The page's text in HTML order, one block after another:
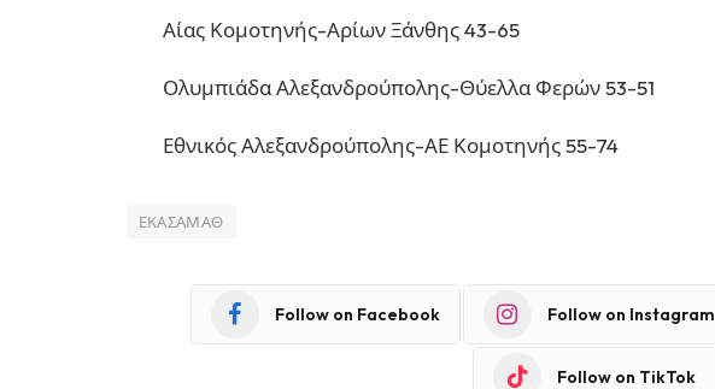
Αίας Κομοτηνής-Αρίων Ξάνθης 43-65
Ολυμπιάδα Αλεξανδρούπολης-Θύελλα Φερών 53-51
Εθνικός Αλεξανδρούπολης-ΑΕ Κομοτηνής 55-74
ΕΚΑΣΑΜΑΘ
Follow on Facebook Follow on Instagram
Follow on TikTok